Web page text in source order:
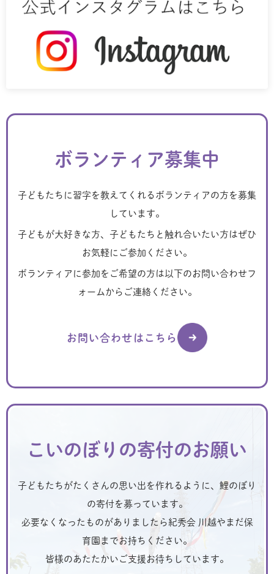
ボランティア募集中
子どもたちに習字を教えてくれるボランティアの方を募集
しています。
子どもが大好きな方、子どもたちと触れ合いたい方はぜひ
お気軽にご参加ください。
ボランティアに参加をご希望の方は以下のお問い合わせフ
ォームからご連絡ください。
お問い合わせはこちら
こいのぼりの寄付のお願い
子どもたちがたくさんの思い出を作れるように、鯉のぼり
の寄付を募っています。
必要なくなったものがありましたら紀秀会 川越やまだ保
育園までお持ちください。
皆様のあたたかいご支援お待ちしています。